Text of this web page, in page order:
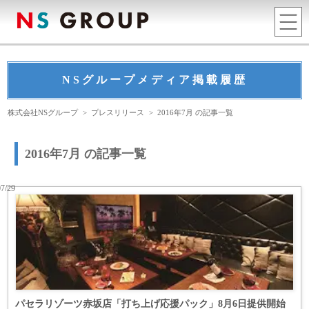
NSグループメディア掲載履歴
株式会社NSグループ > プレスリリース >2016年7月 の記事一覧
2016年7月 の記事一覧
パセラリゾーツ赤坂店「打ち上げ応援パック」8月6日提供開始
29